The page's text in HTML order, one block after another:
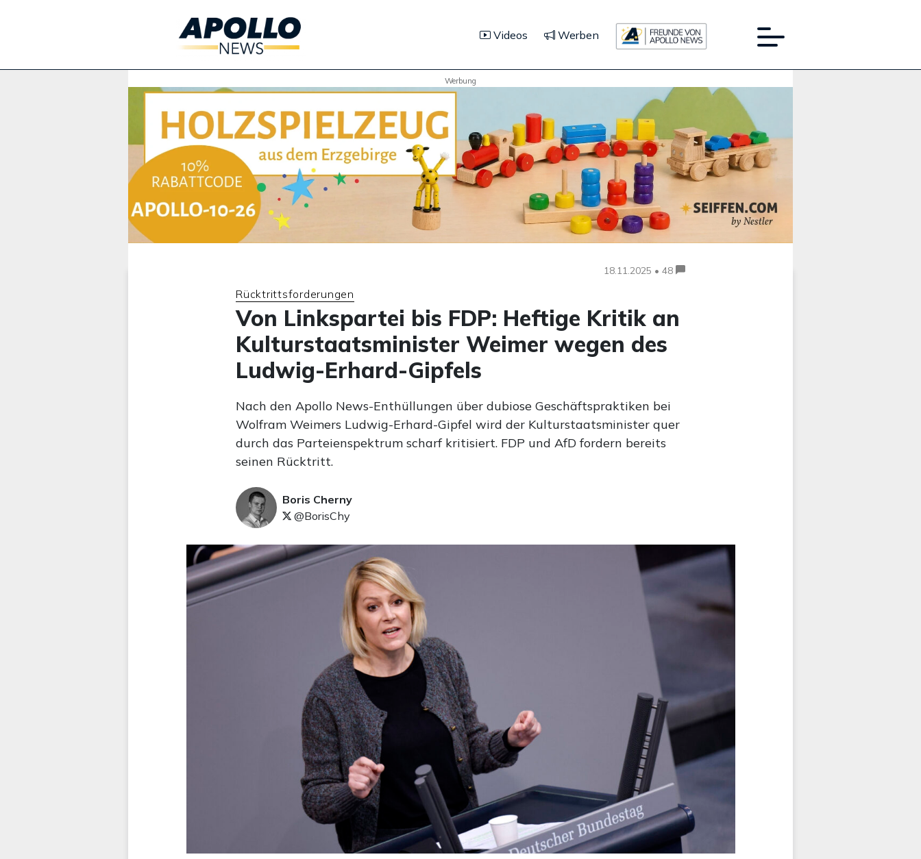
Videos Werben
Werbung
18.11.2025 • 48
Rücktrittsforderungen
Von Linkspartei bis FDP: Heftige Kritik an
Kulturstaatsminister Weimer wegen des
Ludwig-Erhard-Gipfels
Nach den Apollo News-Enthüllungen über dubiose Geschäftspraktiken bei
Wolfram Weimers Ludwig-Erhard-Gipfel wird der Kulturstaatsminister quer
durch das Parteienspektrum scharf kritisiert. FDP und AfD fordern bereits
seinen Rücktritt.
Boris Cherny
@BorisChy